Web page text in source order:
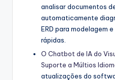
analisar documentos
automaticamente
ERD para modelagem
rápidas.
O Chatbot de IA do
Suporte a Múltios
atualizações do